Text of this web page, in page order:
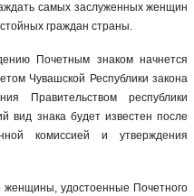
самых заслуженных женщин
граждан страны.
Почетным знаком начнется
Чувашской Республики закона
Правительством республики
вид знака будет известен после
комиссией и утверждения
женщины, удостоенные Почетного